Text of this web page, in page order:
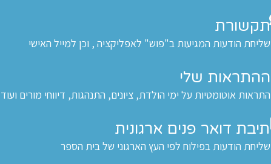
תקשורת
שליחת הודעות המגיעות ב"פוש" לאפליקציה , וכן למייל האישי
ההתראות שלי
התראות אוטומטיות על ימי הולדת, ציונים, התנהגות, דיווחי מורים ועוד
תיבת דואר פנים ארגונית
שליחת הודעות בפילוח לפי העץ הארגוני של בית הספר